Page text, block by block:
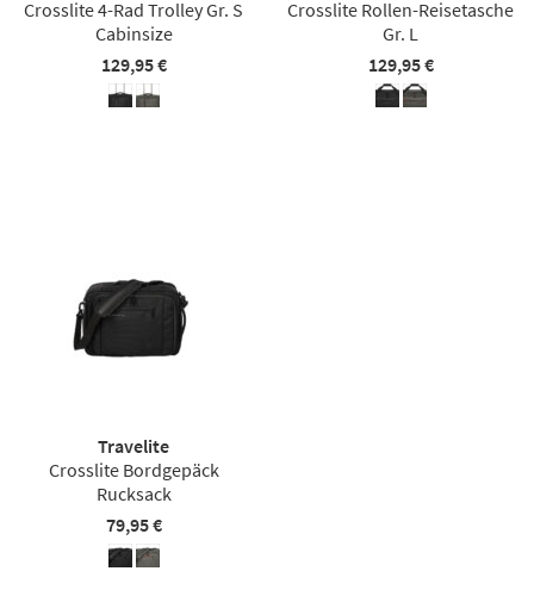
Crosslite 4-Rad Trolley Gr. S
Cabinsize
129,95 €
Crosslite Rollen-Reisetasche
Gr. L
129,95 €
Travelite
Crosslite Bordgepäck
Rucksack
79,95 €